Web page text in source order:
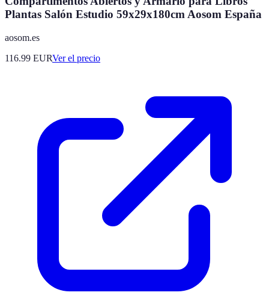
Plantas Salón Estudio 59x29x180cm Aosom España
aosom.es
116.99 EURVer el precio